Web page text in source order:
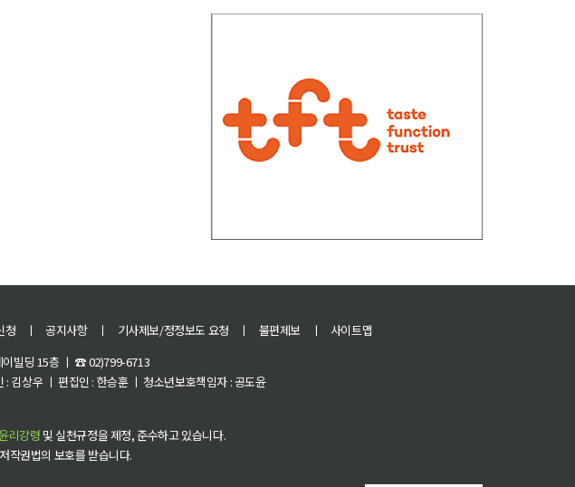
청 ㅣ 공지사항 ㅣ 기사제보/정정보도 요청 ㅣ 불편제보 ㅣ
사이트맵
이빌딩 15층 ㅣ ☎ 02)799-6713
김상우 ㅣ 편집인 : 한승훈 ㅣ 청소년보호책임자 : 공도윤
리강령 및 실천규정을 제정, 준수하고 있습니다.
작권법의 보호를 받습니다.